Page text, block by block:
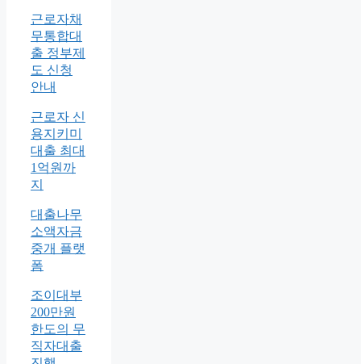
근로자채
무통합대
출 정부제
도 신청
안내
근로자 신
용지키미
대출 최대
1억원까
지
대출나무
소액자금
중개 플랫
폼
조이대부
200만원
한도의 무
직자대출